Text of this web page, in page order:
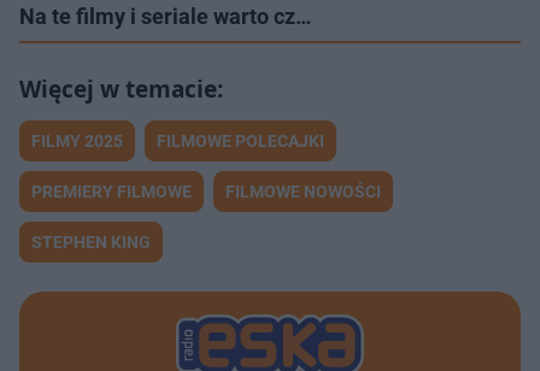
Na te filmy i seriale warto cz…
FILMY 2025 FILMOWE POLECAJKI
PREMIERY FILMOWE FILMOWE NOWOŚCI
STEPHEN KING